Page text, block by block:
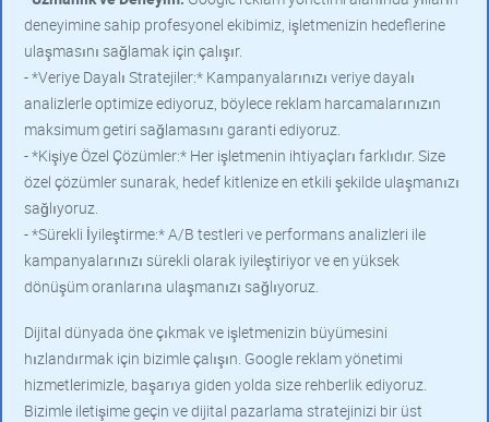
deneyimine sahip profesyonel ekibimiz, işletmenizin hedeflerine
ulaşmasını sağlamak için çalışır.
- *Veriye Dayalı Stratejiler:* Kampanyalarınızı veriye dayalı
analizlerle optimize ediyoruz, böylece reklam harcamalarınızın
maksimum getiri sağlamasını garanti ediyoruz.
- *Kişiye Özel Çözümler:* Her işletmenin ihtiyaçları farklıdır. Size
özel çözümler sunarak, hedef kitlenize en etkili şekilde ulaşmanızı
sağlıyoruz.
- *Sürekli İyileştirme:* A/B testleri ve performans analizleri ile
kampanyalarınızı sürekli olarak iyileştiriyor ve en yüksek
dönüşüm oranlarına ulaşmanızı sağlıyoruz.
Dijital dünyada öne çıkmak ve işletmenizin büyümesini
hızlandırmak için bizimle çalışın. Google reklam yönetimi
hizmetlerimizle, başarıya giden yolda size rehberlik ediyoruz.
Bizimle iletişime geçin ve dijital pazarlama stratejinizi bir üst